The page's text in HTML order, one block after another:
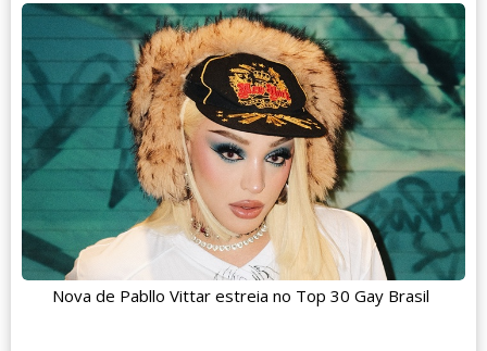
Nova de Pabllo Vittar estreia no Top 30 Gay Brasil